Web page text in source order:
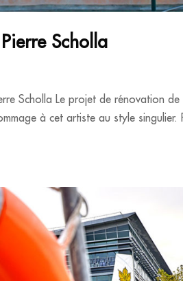
Scholla
Scholla Le projet de rénovation
à cet artiste au style singulier.